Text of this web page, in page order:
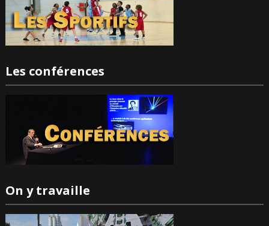
Les conférences
On y travaille